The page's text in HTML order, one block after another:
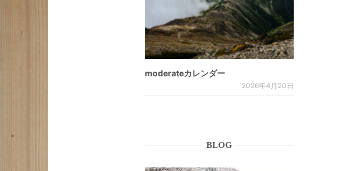
moderateカレンダー
2026年4月20日
BLOG